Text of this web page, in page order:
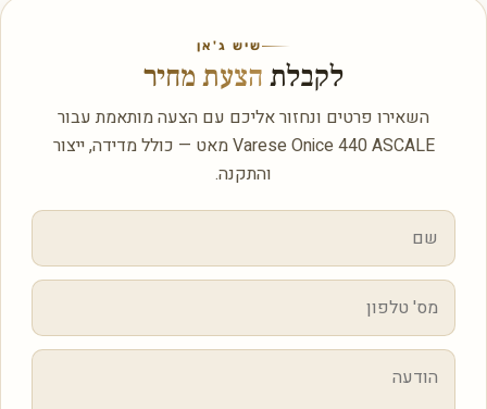
שיש ג'אן
לקבלת הצעת מחיר
השאירו פרטים ונחזור אליכם עם הצעה מותאמת עבור
Varese Onice 440 ASCALE מאט — כולל מדידה, ייצור
והתקנה.